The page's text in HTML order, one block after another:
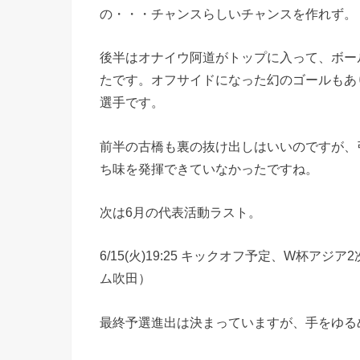
の・・・チャンスらしいチャンスを作れず。
後半はオナイウ阿道がトップに入って、ボ
たです。オフサイドになった幻のゴールも
選手です。
前半の古橋も裏の抜け出しはいいのですが
ち味を発揮できていなかったですね。
次は6月の代表活動ラスト。
6/15(火)19:25 キックオフ予定、W杯アジア
ム吹田）
最終予選進出は決まっていますが、手をゆ